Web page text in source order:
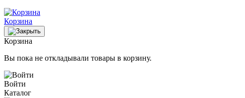
Корзина
Корзина
Вы пока не откладывали товары в корзину.
Войти
Каталог